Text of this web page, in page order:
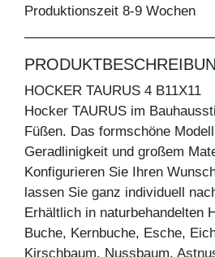
Produktionszeit 8-9 Wochen
HOCKER TAURUS 4 B11X11
Hocker TAURUS im
Füßen. Das formschöne
Geradlinigkeit und großem
Konfigurieren Sie Ihren
lassen Sie ganz individuell
Erhältlich in naturbehandelten
Buche, Kernbuche, Esche,
Kirschbaum, Nussbaum,